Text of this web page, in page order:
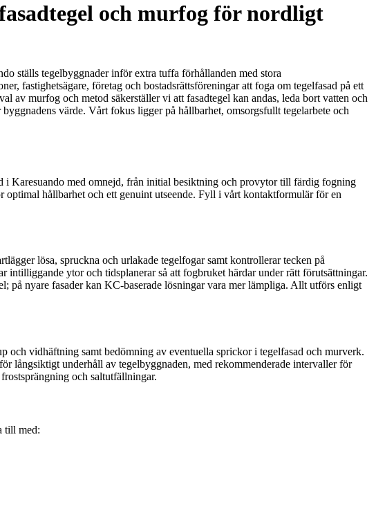
och murfog för nordligt
ställs tegelbyggnader inför extra tuffa förhållanden med stora
fastighetsägare, företag och bostadsrättsföreningar att foga om tegelfasad på ett
av murfog och metod säkerställer vi att fasadtegel kan andas, leda bort vatten och
värde. Vårt fokus ligger på hållbarhet, omsorgsfullt tegelarbete och
Karesuando med omnejd, från initial besiktning och provytor till färdig fogning
hållbarhet och ett genuint utseende. Fyll i vårt kontaktformulär för en
lösa, spruckna och urlakade tegelfogar samt kontrollerar tecken på
ytor och tidsplanerar så att fogbruket härdar under rätt förutsättningar.
på nyare fasader kan KC-baserade lösningar vara mer lämpliga. Allt utförs enligt
vidhäftning samt bedömning av eventuella sprickor i tegelfasad och murverk.
långsiktigt underhåll av tegelbyggnaden, med rekommenderade intervaller för
och saltutfällningar.
till med: